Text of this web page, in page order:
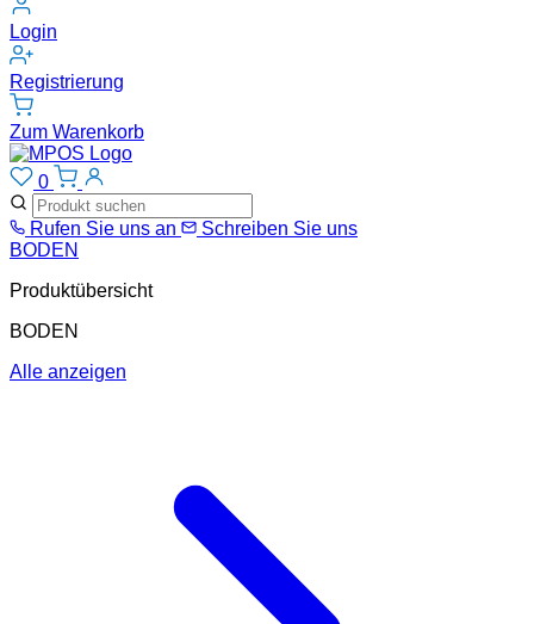
Login
Registrierung
Zum Warenkorb
0
Rufen Sie uns an
Schreiben Sie uns
BODEN
Produktübersicht
BODEN
Alle anzeigen